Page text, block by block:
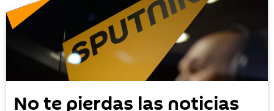
No te pierdas las noticias